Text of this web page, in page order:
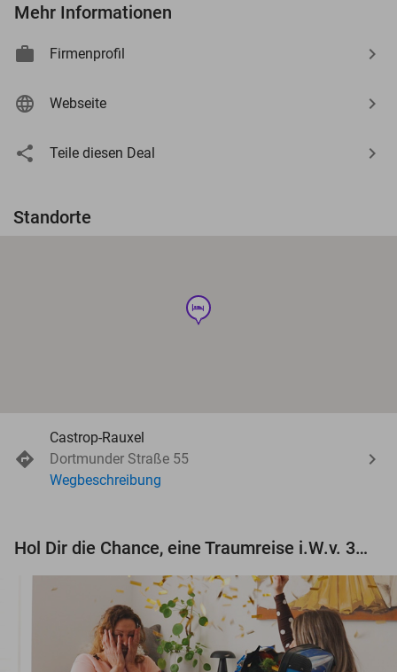
Mehr Informationen
Firmenprofil
Webseite
Teile diesen Deal
Standorte
hotel
Castrop-Rauxel
Dortmunder Straße 55
Wegbeschreibung
Hol Dir die Chance, eine Traumreise i.W.v. 3.000 € zu gewinnen!